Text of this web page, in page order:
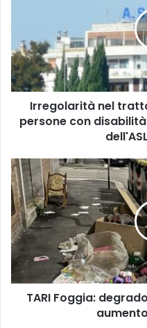
persone
con
disabilità:
FIALS
denuncia
l'operato
Brindisi
Irregolarità nel
persone con
TARI
Foggia:
degrado
nel
quartiere
Ferrovia
e
della
tassaTARI Foggia: